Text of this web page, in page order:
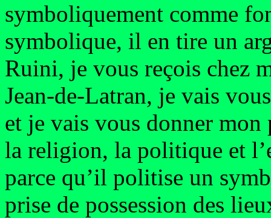
symboliquement comme
symbolique, il en tire un
Ruini, je vous reçois chez
Jean-de-Latran, je vais
et je vais vous donner mon
la religion, la politique et
parce qu’il politise un
prise de possession des